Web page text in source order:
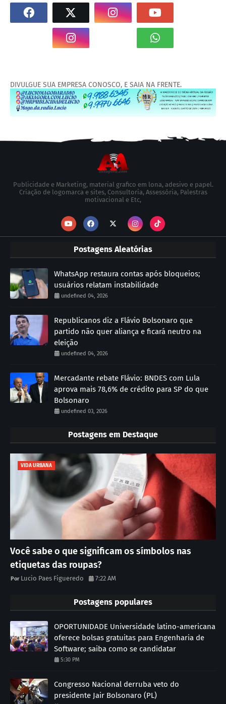
DIVULGUE SUA EMPRESA CONOSCO, E SAIA NA FRENTE.
Publicidade e Marketing, material grafico em lona, adesivo e papel.
Criação de logomarca e sites, Consultoria, Assessória, Palestras
motivacional e Etc,
Postagens Aleatórias
WhatsApp restaura contas após bloqueios;
usuários relatam instabilidade
undefined 04, 2026
Republicanos diz a Flávio Bolsonaro que
partido não quer aliança e ficará neutro na
eleição
undefined 04, 2026
Mercadante rebate Flávio: BNDES com Lula
aprova mais 78,6% de crédito para SP do que
Bolsonaro
undefined 03, 2026
Postagens em Destaque
VIDA URBANA
Você sabe o que significam os símbolos nas
etiquetas das roupas?
Lucio Paes Figueredo 7:22 AM
Postagens populares
OPORTUNIDADE Universidade latino-americana
oferece bolsas gratuitas para Engenharia de
Software; saiba como se candidatar
5:30 PM
Congresso Nacional derruba veto do
presidente Jair Bolsonaro (PL)